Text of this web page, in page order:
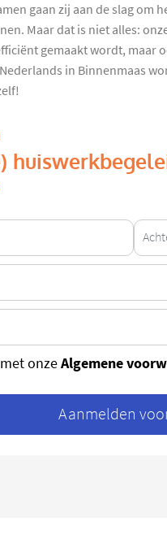
gaan zij aan de slag om
Maar dat is niet alles:
gemaakt wordt, maar
in Binnenmaas
onzeAlgemene
Aanmelden